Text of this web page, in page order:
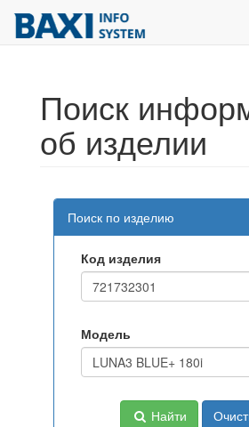
Поиск
об изделии
Поиск по изделию
Код изделия
Модель
Найти